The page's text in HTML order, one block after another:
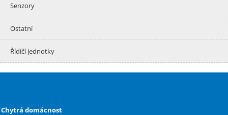
Senzory
Ostatní
Řídíčí jednotky
Chytrá domácnost